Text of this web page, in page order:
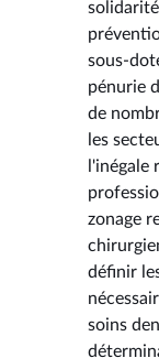
sous-
pénurie
de
les
l'inégale
zonage
définir
soins